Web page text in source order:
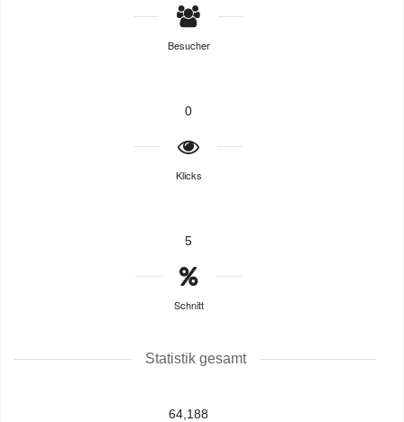
Besucher
0
Klicks
5
Schnitt
Statistik gesamt
64,188